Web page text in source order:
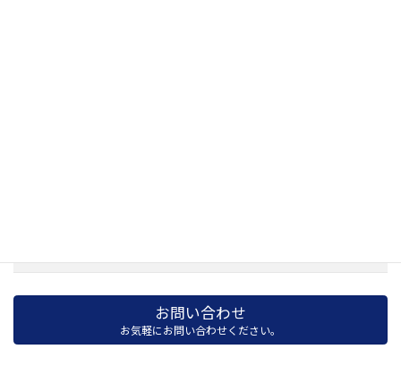
お問い合わせ
お気軽にお問い合わせください。